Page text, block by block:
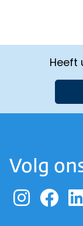
Heeft
Volg
Ga